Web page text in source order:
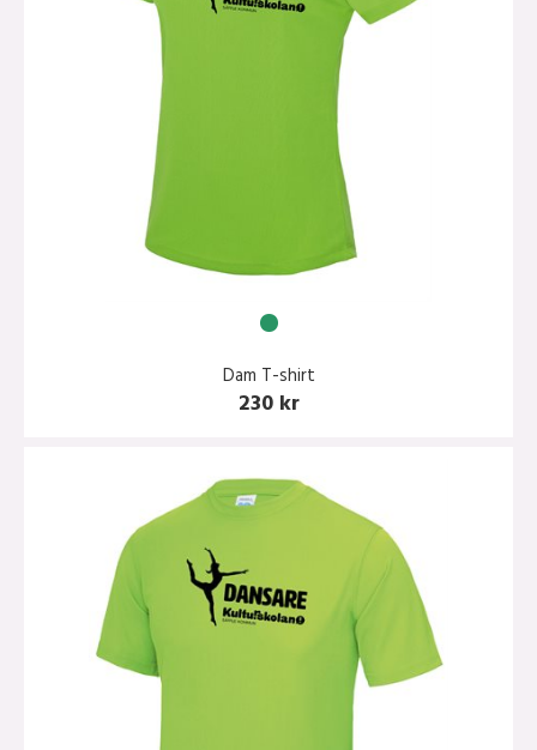
Dam T-shirt
230 kr